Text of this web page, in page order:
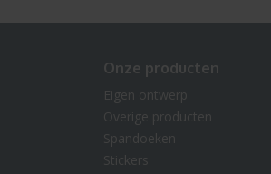
Onze producten
Eigen ontwerp
Overige producten
Spandoeken
Stickers